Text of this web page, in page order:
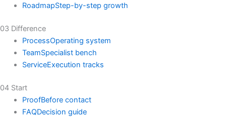
RoadmapStep-by-step growth
03 Difference
ProcessOperating system
TeamSpecialist bench
ServiceExecution tracks
04 Start
ProofBefore contact
FAQDecision guide